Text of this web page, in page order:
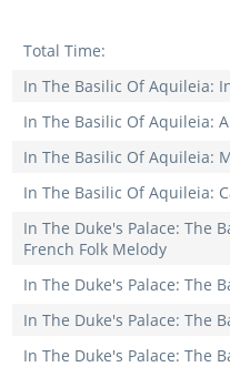
Total Time:
In The Basilic Of Aquileia:
In The Basilic Of Aquileia:
In The Basilic Of Aquileia:
In The Basilic Of Aquileia:
In The Duke's Palace: The
French Folk Melody
In The Duke's Palace: The
In The Duke's Palace: The
In The Duke's Palace: The